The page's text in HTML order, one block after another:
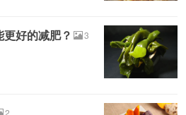
好的减肥？ 3
2